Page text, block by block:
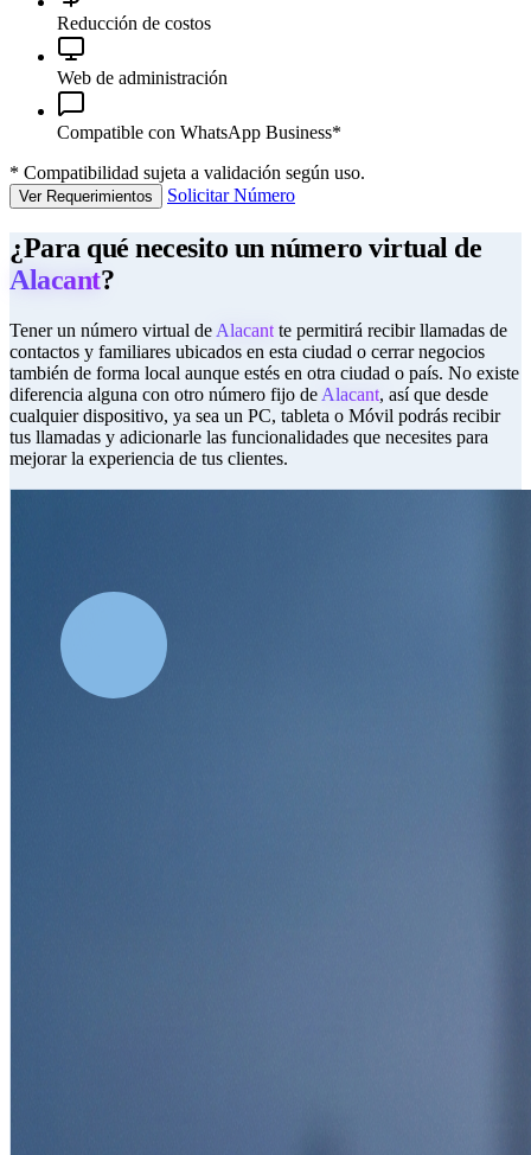
Reducción de costos
Web de administración
Compatible con WhatsApp Business*
* Compatibilidad sujeta a validación según uso.
Ver Requerimientos Solicitar Número
¿Para qué necesito un número virtual de
Alacant?
Tener un número virtual de Alacant te permitirá recibir llamadas de
contactos y familiares ubicados en esta ciudad o cerrar negocios
también de forma local aunque estés en otra ciudad o país. No existe
diferencia alguna con otro número fijo de Alacant, así que desde
cualquier dispositivo, ya sea un PC, tableta o Móvil podrás recibir
tus llamadas y adicionarle las funcionalidades que necesites para
mejorar la experiencia de tus clientes.